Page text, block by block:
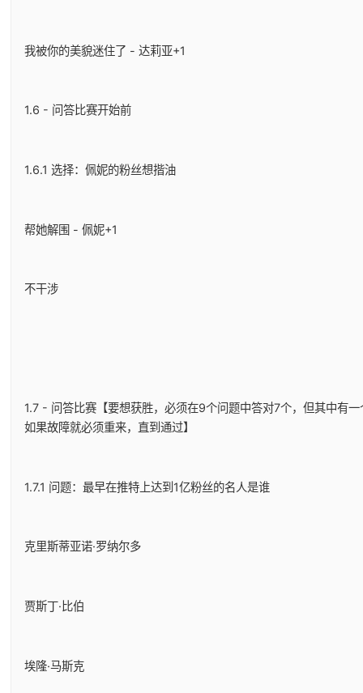
我被你的美貌迷住了 - 达莉亚+1
1.6 - 问答比赛开始前
1.6.1 选择：佩妮的粉丝想揩油
帮她解围 - 佩妮+1
不干涉
1.7 - 问答比赛【要想获胜，必须在9个问题中答对7个，但其中有
如果故障就必须重来，直到通过】
1.7.1 问题：最早在推特上达到1亿粉丝的名人是谁
克里斯蒂亚诺·罗纳尔多
贾斯丁·比伯
埃隆·马斯克